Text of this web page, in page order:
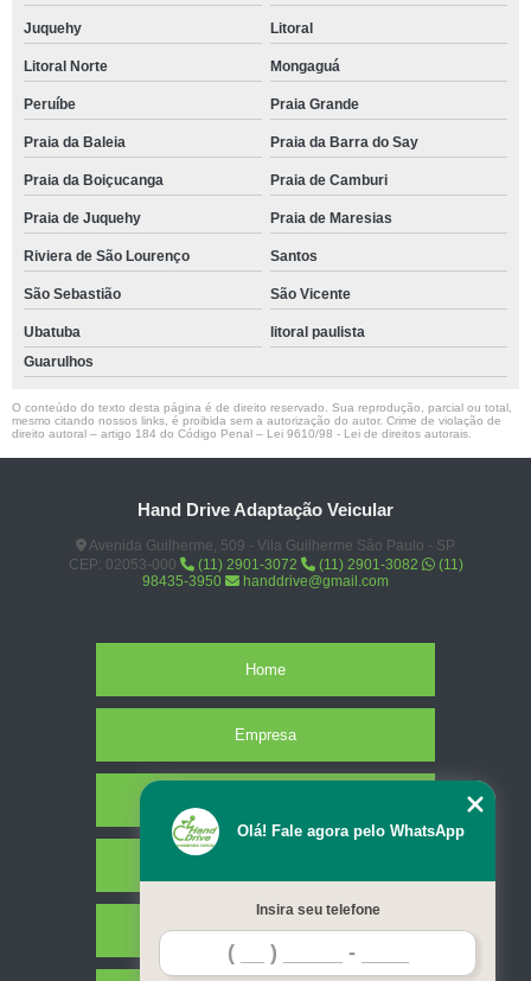
Juquehy Litoral
Litoral Norte Mongaguá
Peruíbe Praia Grande
Praia da Baleia Praia da Barra do Say
Praia da Boiçucanga Praia de Camburi
Praia de Juquehy Praia de Maresias
Riviera de São Lourenço Santos
São Sebastião São Vicente
Ubatuba
litoral paulista
Guarulhos
O conteúdo do texto desta página é de direito reservado. Sua reprodução, parcial ou total,
mesmo citando nossos links, é proibida sem a autorização do autor. Crime de violação de
direito autoral – artigo 184 do Código Penal – Lei 9610/98 - Lei de direitos autorais
Hand Drive Adaptação Veicular
Avenida Guilherme, 509 - Vila Guilherme São Paulo - SP
CEP: 02053-000
(11) 2901-3072 (11) 2901-3082
(11)
98435-3950
handdrive@gmail.com
Home
Empresa
Contato
Olá! Fale agora pelo WhatsApp
Insira seu telefone